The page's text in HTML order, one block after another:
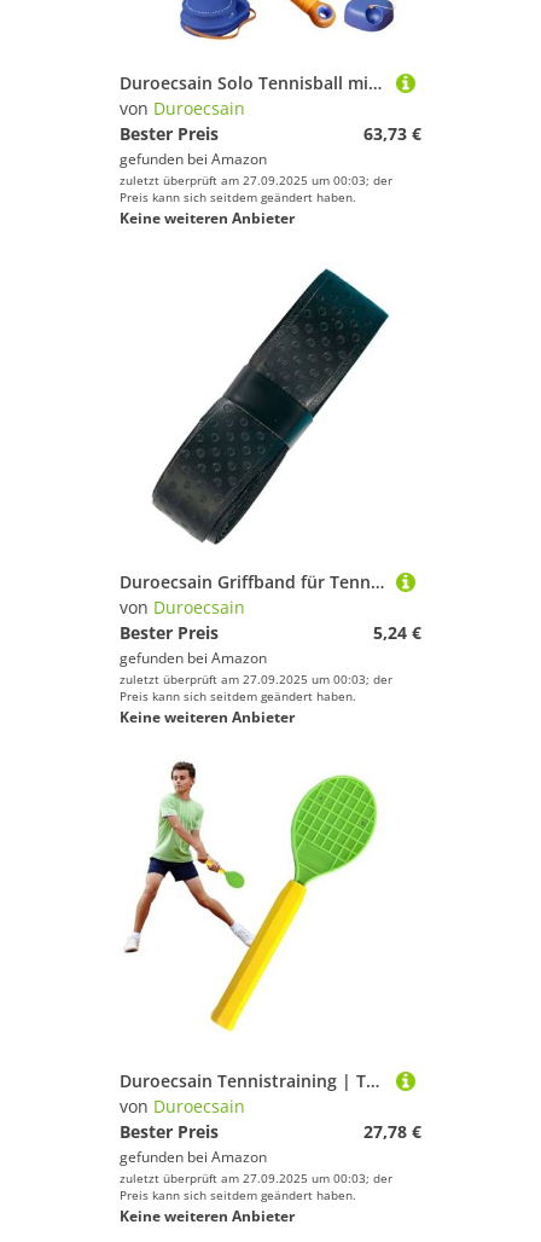
Duroecsain Solo Tennisball mit Schnur, Tennistrainer Rebounder – Trainingsball mit Schnur | langes elastisches Seil, tragbare Tennisübungsausrüstung für
von Duroecsain
Bester Preis
63,73 €
gefunden bei Amazon
zuletzt überprüft am 27.09.2025 um 00:03; der
Preis kann sich seitdem geändert haben.
Keine weiteren Anbieter
Duroecsain Griffband für Tennisschläger, Band für Badmintonschläger, rutschfeste Manschetten und einfache Anbringung für Männer, Frauen, Jugend
von Duroecsain
Bester Preis
5,24 €
gefunden bei Amazon
zuletzt überprüft am 27.09.2025 um 00:03; der
Preis kann sich seitdem geändert haben.
Keine weiteren Anbieter
Duroecsain Tennistraining | Trainingshilfe für Handgelenk und Tennis-Schwing, Zubehör zur Korrektur von Geschwindigkeit und Präzision, Training, gerade Schläge, Revers Erwachsene und Junioren
von Duroecsain
Bester Preis
27,78 €
gefunden bei Amazon
zuletzt überprüft am 27.09.2025 um 00:03; der
Preis kann sich seitdem geändert haben.
Keine weiteren Anbieter